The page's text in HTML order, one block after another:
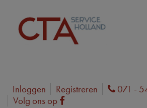
Inloggen Registreren Phone
071 -
Volg ons op
Facebook